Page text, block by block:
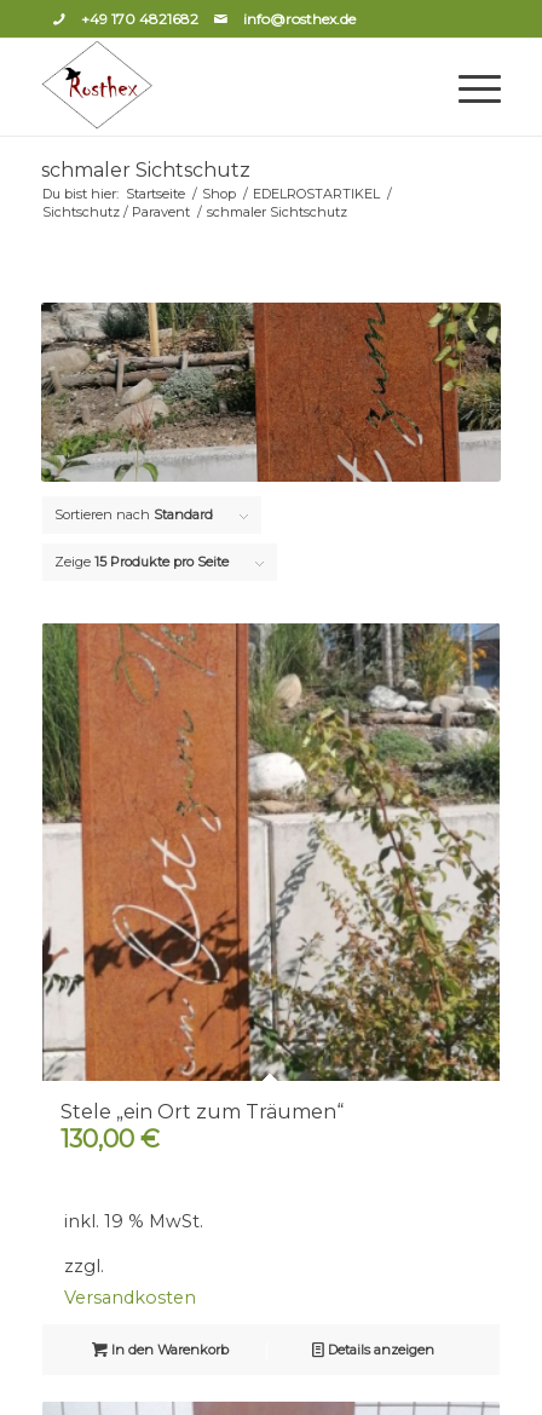
+49 170 4821682 info@rosthex.de
schmaler Sichtschutz
Du bist hier: Startseite / Shop / EDELROSTARTIKEL /
Sichtschutz / Paravent / schmaler Sichtschutz
Sortieren nach Standard
Zeige 15 Produkte pro Seite
Stele „ein Ort zum Träumen“
130,00 €
inkl. 19 % MwSt.
zzgl.
Versandkosten
In den Warenkorb Details anzeigen